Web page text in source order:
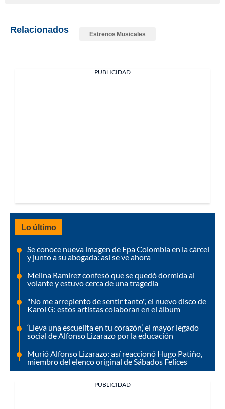
Relacionados Estrenos Musicales
PUBLICIDAD
Lo último
Se conoce nueva imagen de Epa Colombia en la cárcel
y junto a su abogada: así se ve ahora
Melina Ramírez confesó que se quedó dormida al
volante y estuvo cerca de una tragedia
"No me arrepiento de sentir tanto", el nuevo disco de
Karol G: estos artistas colaboran en el álbum
‘Lleva una escuelita en tu corazón’, el mayor legado
social de Alfonso Lizarazo por la educación
Murió Alfonso Lizarazo: así reaccionó Hugo Patiño,
miembro del elenco original de Sábados Felices
PUBLICIDAD